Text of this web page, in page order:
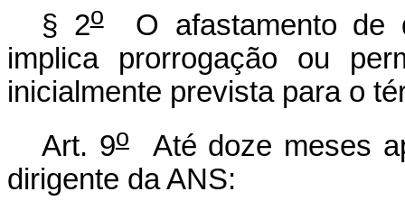
§ 2oO afastamento de
implica prorrogação ou
inicialmente prevista para o
Art. 9oAté doze meses
dirigente da ANS: